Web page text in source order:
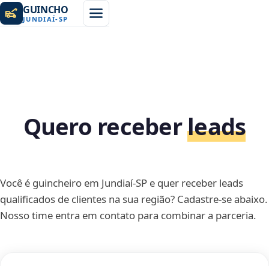
GUINCHO
JUNDIAÍ-SP
Quero receberleads
Você é guincheiro em Jundiaí-SP e quer receber leads
qualificados de clientes na sua região? Cadastre-se abaixo.
Nosso time entra em contato para combinar a parceria.